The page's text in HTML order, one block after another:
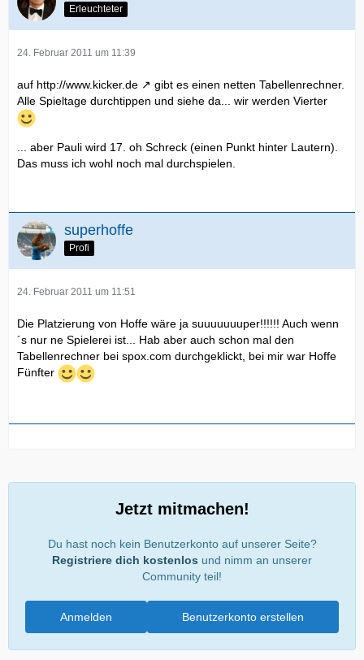
Erleuchteter
24. Februar 2011 um 11:39
auf http://www.kicker.de
gibt es einen netten Tabellenrechner.
Alle Spieltage durchtippen und siehe da... wir werden Vierter
... aber Pauli wird 17. oh Schreck (einen Punkt hinter Lautern).
Das muss ich wohl noch mal durchspielen.
superhoffe
Profi
24. Februar 2011 um 11:51
Die Platzierung von Hoffe wäre ja suuuuuuuper!!!!!! Auch wenn
´s nur ne Spielerei ist... Hab aber auch schon mal den
Tabellenrechner bei spox.com durchgeklickt, bei mir war Hoffe
Fünfter
Jetzt mitmachen!
Du hast noch kein Benutzerkonto auf unserer Seite?
Registriere dich kostenlos und nimm an unserer
Community teil!
Benutzerkonto erstellen
Anmelden